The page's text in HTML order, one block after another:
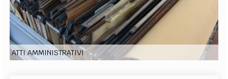
EXTRA
CODICI RUBRICHE LIBRI PROCEEDINGS PUBBLICITÀ
SOCIAL MEDIA
ATTI AMMINISTRATIVI